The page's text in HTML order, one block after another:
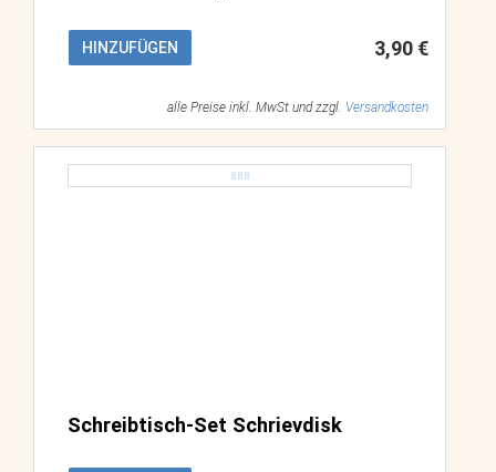
HINZUFÜGEN 3,90 €
alle Preise inkl. MwSt und zzgl. Versandkosten
Schreibtisch-Set Schrievdisk